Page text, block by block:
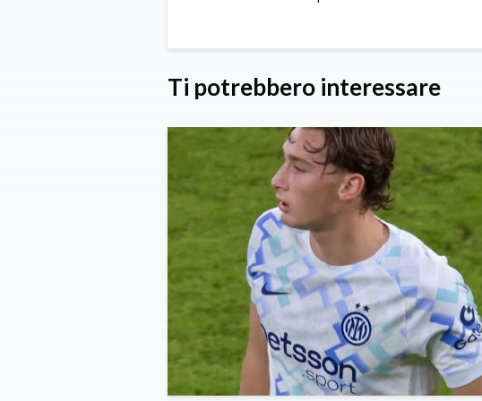
Ti potrebbero interessare